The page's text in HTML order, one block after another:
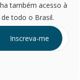
também acesso à
todo o Brasil.
Inscreva-me